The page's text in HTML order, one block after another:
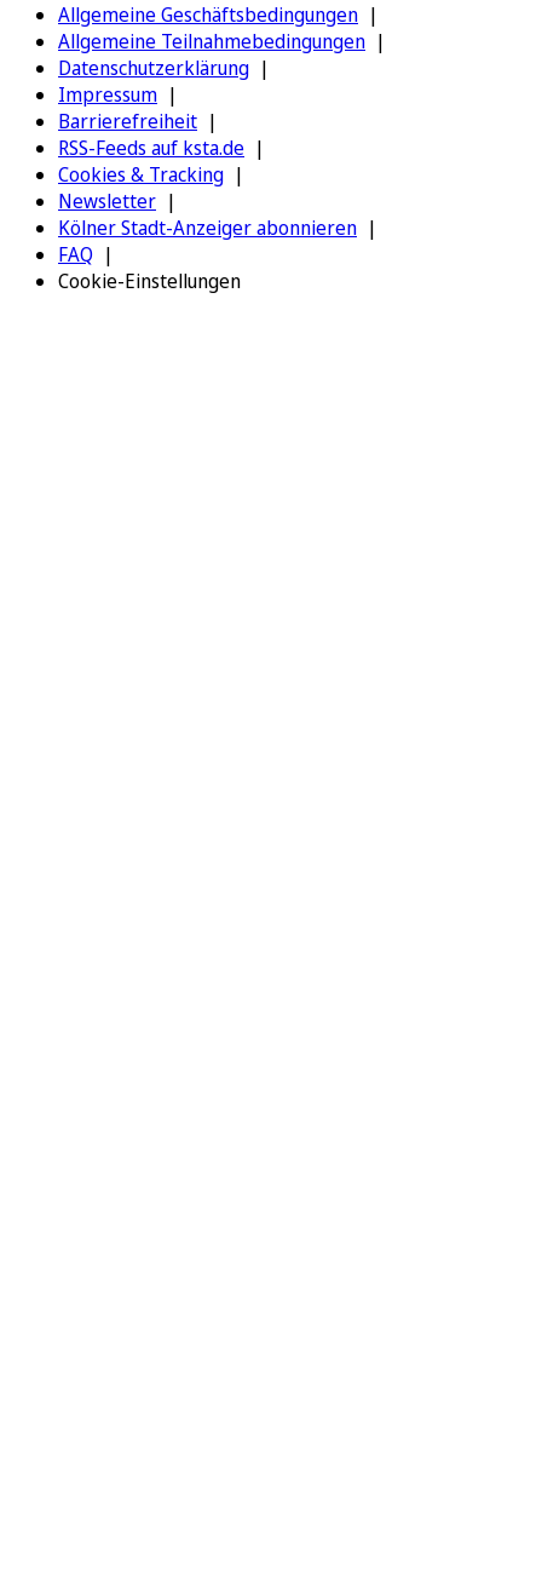
Allgemeine Geschäftsbedingungen
Allgemeine Teilnahmebedingungen
Datenschutzerklärung
Impressum
Barrierefreiheit
RSS-Feeds auf ksta.de
Cookies & Tracking
Newsletter
Kölner Stadt-Anzeiger abonnieren
FAQ
Cookie-Einstellungen